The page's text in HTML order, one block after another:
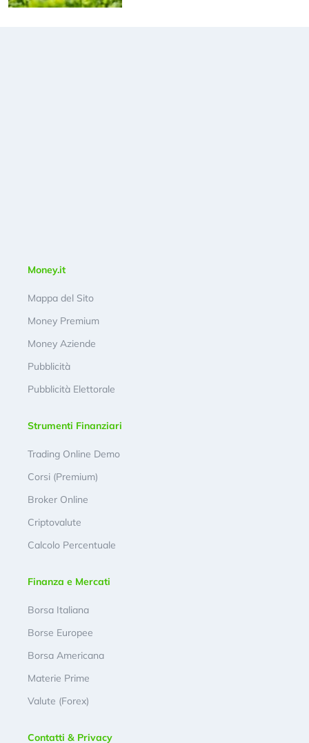
Money.it
Mappa del Sito
Money Premium
Money Aziende
Pubblicità
Pubblicità Elettorale
Strumenti Finanziari
Trading Online Demo
Corsi (Premium)
Broker Online
Criptovalute
Calcolo Percentuale
Finanza e Mercati
Borsa Italiana
Borse Europee
Borsa Americana
Materie Prime
Valute (Forex)
Contatti & Privacy